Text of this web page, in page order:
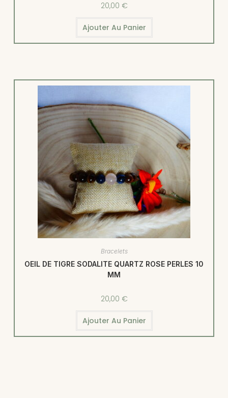
20,00 €
Ajouter Au Panier
Bracelets
OEIL DE TIGRE SODALITE QUARTZ ROSE PERLES 10
MM
20,00 €
Ajouter Au Panier